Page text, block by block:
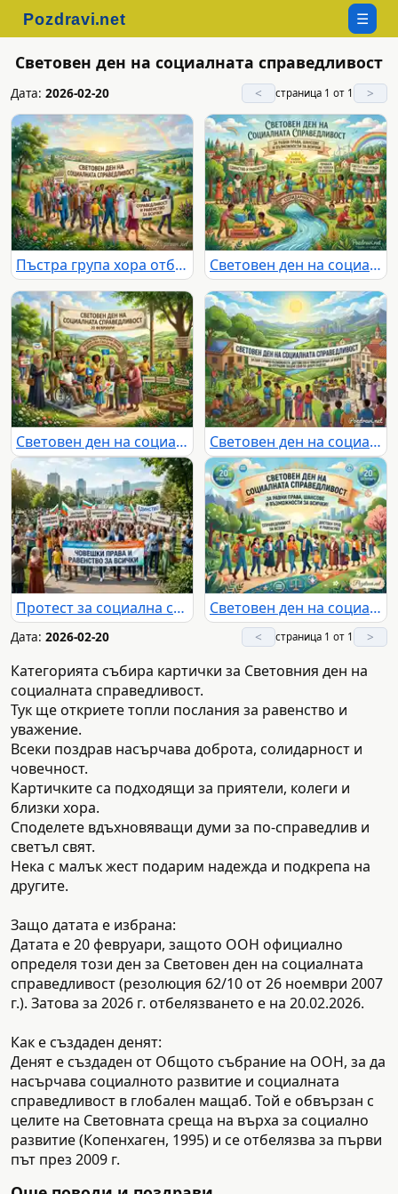
☰
Световен ден на социалната справедливост
Дата: 2026-02-20 < страница 1 от 1 >
Пъстра група хора отбелязва Световния ден на социалната справедливост, марширувайки за човешки права, равенство и достоен труд под дъга. Световен ден на социалната справедливост: Единство, равенство и солидарност за по-добро бъдеще.
Световен ден на социалната справедливост: Празник на равенството, човешките права и достойнството за всички на 20 февруари. Световен ден на социалната справедливост: Общност, равенство и устойчиво бъдеще за всички.
Протест за социална справедливост, човешки права и равенство в България. Световен ден на социалната справедливост: Единство за равни права и възможности за всички на 20 февруари.
Дата: 2026-02-20 < страница 1 от 1 >
Категорията събира картички за Световния ден на
социалната справедливост.
Тук ще откриете топли послания за равенство и
уважение.
Всеки поздрав насърчава доброта, солидарност и
човечност.
Картичките са подходящи за приятели, колеги и
близки хора.
Споделете вдъхновяващи думи за по-справедлив и
светъл свят.
Нека с малък жест подарим надежда и подкрепа на
другите.
Защо датата е избрана:
Датата е 20 февруари, защото ООН официално
определя този ден за Световен ден на социалната
справедливост (резолюция 62/10 от 26 ноември 2007
г.). Затова за 2026 г. отбелязването е на 20.02.2026.
Как е създаден денят:
Денят е създаден от Общото събрание на ООН, за да
насърчава социалното развитие и социалната
справедливост в глобален мащаб. Той е обвързан с
целите на Световната среща на върха за социално
развитие (Копенхаген, 1995) и се отбелязва за първи
път през 2009 г.